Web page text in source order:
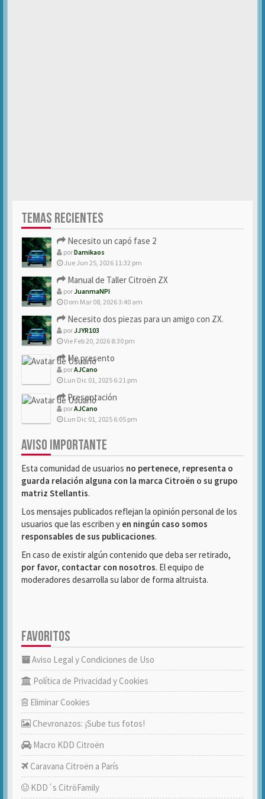
TEMAS RECIENTES
Necesito un capó fase 2
porDamikaos
Jue Jun 25, 2026 11:32 pm
Manual de Taller Citroën ZX
porJuanmaNPI
Dom Mar 08, 2026 3:40 am
Necesito dos piezas para un amigo con ZX.
porJJYR103
Vie Feb 20, 2026 8:30 pm
Me presento
porAJCano
Lun Dic 01, 2025 6:21 pm
Presentación
porAJCano
Lun Dic 01, 2025 6:05 pm
AVISO IMPORTANTE
Esta comunidad de usuarios no pertenece, representa o
guarda relación alguna con la marca Citroën o su grupo
matriz Stellantis.
Los mensajes publicados reflejan la opinión personal de los
usuarios que las escriben y en ningún caso somos
responsables de sus publicaciones.
En caso de existir algún contenido que deba ser retirado,
por favor, contactar con nosotros. El equipo de
moderadores desarrolla su labor de forma altruista.
FAVORITOS
Aviso Legal y Condiciones de Uso
Política de Privacidad y Cookies
Eliminar Cookies
Chevronazos: ¡Sube tus fotos!
Macro KDD Citroën
Caravana Citroën a París
KDD´s CitröFamily